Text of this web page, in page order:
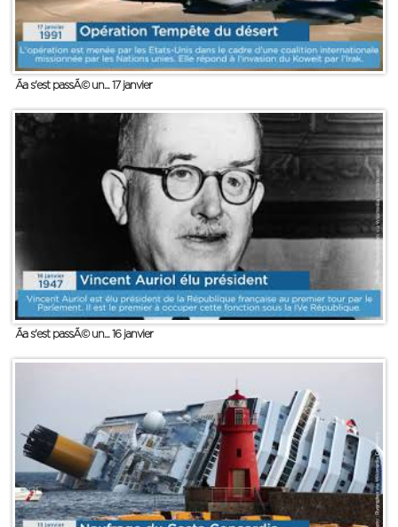
Ãa s'est passÃ© un... 17 janvier
Ãa s'est passÃ© un... 16 janvier